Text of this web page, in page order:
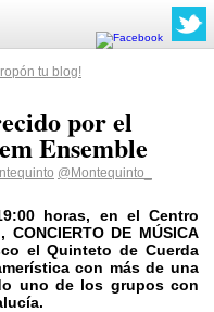
tu blog!
por el
Ensemble
@Montequinto_
horas, en el Centro
DE MÚSICA
el Quinteto de Cuerda
con más de una
uno de los grupos con